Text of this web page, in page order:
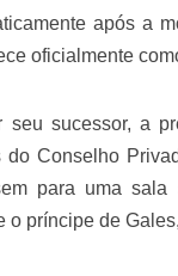
após a
oficialmente
sucessor, a
Conselho
para uma sala
príncipe de